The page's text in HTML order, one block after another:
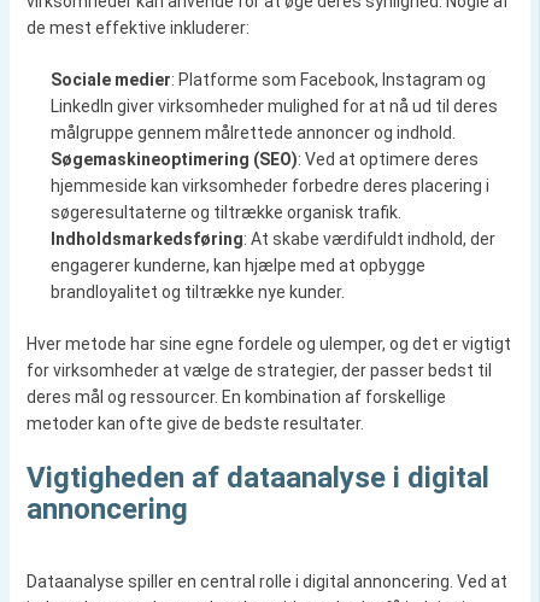
de mest effektive inkluderer:
Sociale medier: Platforme som Facebook, Instagram og
LinkedIn giver virksomheder mulighed for at nå ud til deres
målgruppe gennem målrettede annoncer og indhold.
Søgemaskineoptimering (SEO): Ved at optimere deres
hjemmeside kan virksomheder forbedre deres placering i
søgeresultaterne og tiltrække organisk trafik.
Indholdsmarkedsføring: At skabe værdifuldt indhold, der
engagerer kunderne, kan hjælpe med at opbygge
brandloyalitet og tiltrække nye kunder.
Hver metode har sine egne fordele og ulemper, og det er vigtigt
for virksomheder at vælge de strategier, der passer bedst til
deres mål og ressourcer. En kombination af forskellige
metoder kan ofte give de bedste resultater.
Vigtigheden af dataanalyse i digital
annoncering
Dataanalyse spiller en central rolle i digital annoncering. Ved at